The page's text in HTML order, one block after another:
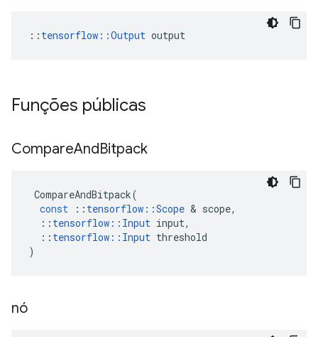
:: tensorflow::Output output
Funções públicas
CompareAndBitpack
CompareAndBitpack(
const
:: tensorflow ::Scope & scope,
:: tensorflow :: Input input,
:: tensorflow :: Input threshold
)
nó